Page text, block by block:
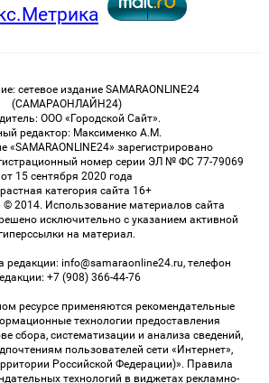
сетевое издание SAMARAONLINE24
(САМАРАОНЛАЙН24)
ООО «Городской Сайт».
редактор: Максименко А.М.
«SAMARAONLINE24» зарегистрировано
номер серии ЭЛ № ФС 77-79069
от 15 сентября 2020 года
категория сайта 16+
© 2014. Использование материалов сайта
исключительно с указанием активной
на материал.
редакции: info@samaraonline24.ru, телефон
+7 (908) 366-44-76
ресурсе применяются рекомендательные
технологии предоставления
сбора, систематизации и анализа сведений,
пользователей сети «Интернет»,
Российской Федерации)». Правила
технологий в виджетах рекламно-